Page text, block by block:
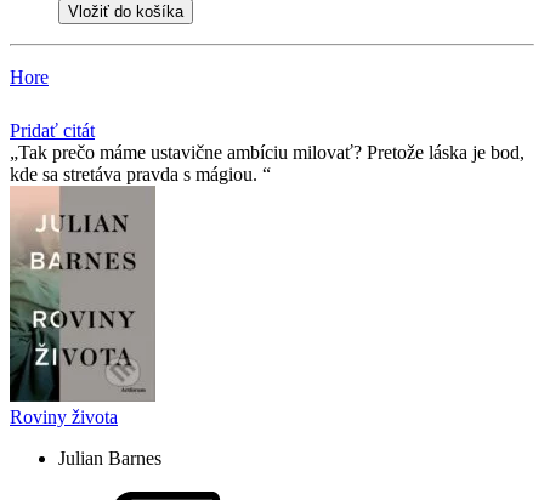
Vložiť do košíka
Hore
Pridať citát
Tak prečo máme ustavične ambíciu milovať? Pretože láska je bod,
kde sa stretáva pravda s mágiou.
Roviny života
Julian Barnes